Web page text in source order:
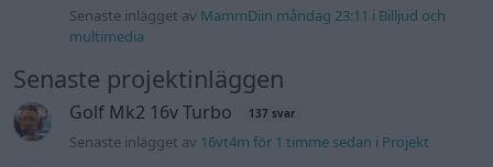
Senaste inlägget av MammDiin måndag 23:11 i Billjud och
multimedia
Senaste projektinläggen
Golf Mk2 16v Turbo 137 svar
Senaste inlägget av 16vt4m för 1 timme sedan i Projekt